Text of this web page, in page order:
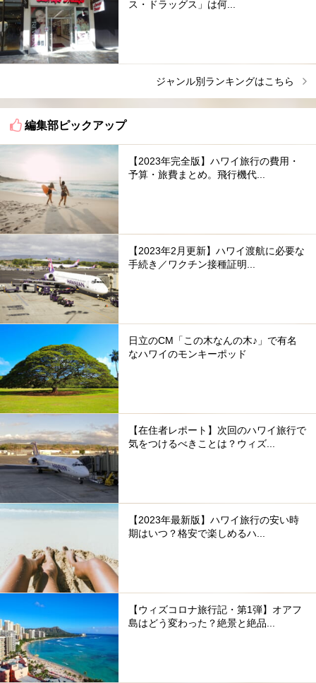
ス・ドラッグス」は何...
ジャンル別ランキングはこちら
編集部ピックアップ
【2023年完全版】ハワイ旅行の費用・
予算・旅費まとめ。飛行機代...
【2023年2月更新】ハワイ渡航に必要な
手続き／ワクチン接種証明...
日立のCM「この木なんの木♪」で有名
なハワイのモンキーポッド
【在住者レポート】次回のハワイ旅行で
気をつけるべきことは？ウィズ...
【2023年最新版】ハワイ旅行の安い時
期はいつ？格安で楽しめるハ...
【ウィズコロナ旅行記・第1弾】オアフ
島はどう変わった？絶景と絶品...